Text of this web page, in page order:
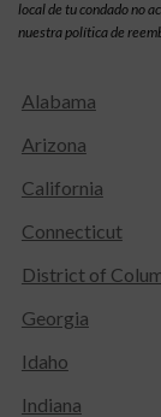
local de tu condado no
nuestra política de
Alabama
Arizona
California
Connecticut
District of
Georgia
Idaho
Indiana